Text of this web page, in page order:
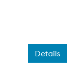
Details